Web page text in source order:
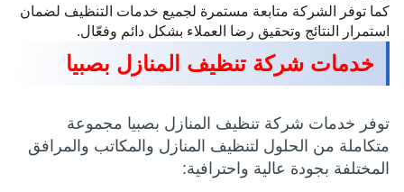
كما توفر الشركة متابعة مستمرة لجميع خدمات التنظيف لضمان
استمرار النتائج وتحقيق رضا العملاء بشكل دائم وفعّال.
خدمات شركة تنظيف المنازل بصبيا
توفر خدمات شركة تنظيف المنازل بصبيا مجموعة
متكاملة من الحلول لتنظيف المنازل والمكاتب والمرافق
المختلفة بجودة عالية واحترافية: